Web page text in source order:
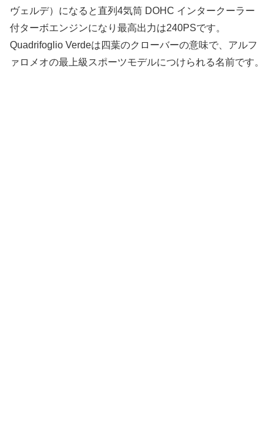
ヴェルデ）になると直列4気筒 DOHC インタークーラー
付ターボエンジンになり最高出力は240PSです。
Quadrifoglio Verdeは四葉のクローバーの意味で、アルフ
ァロメオの最上級スポーツモデルにつけられる名前です。